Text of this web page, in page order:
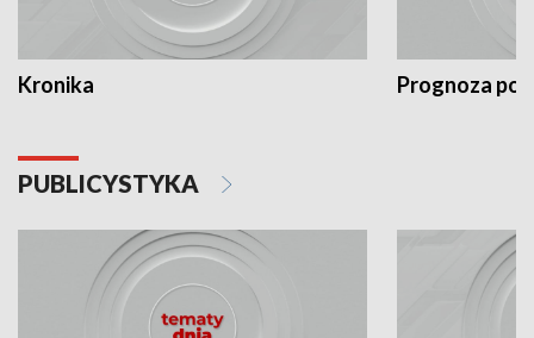
Kronika Prognoza
PUBLICYSTYKA